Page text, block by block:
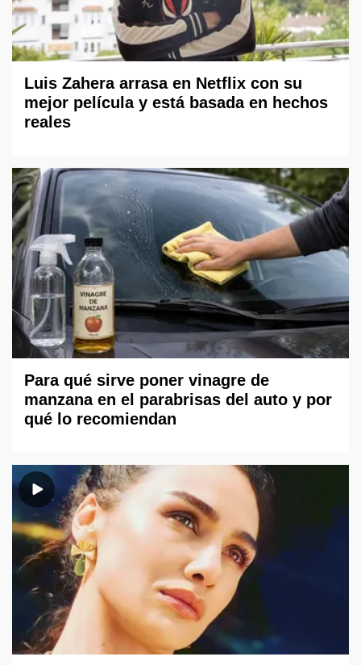
Luis Zahera arrasa en Netflix con su
mejor película y está basada en hechos
reales
Para qué sirve poner vinagre de
manzana en el parabrisas del auto y por
qué lo recomiendan